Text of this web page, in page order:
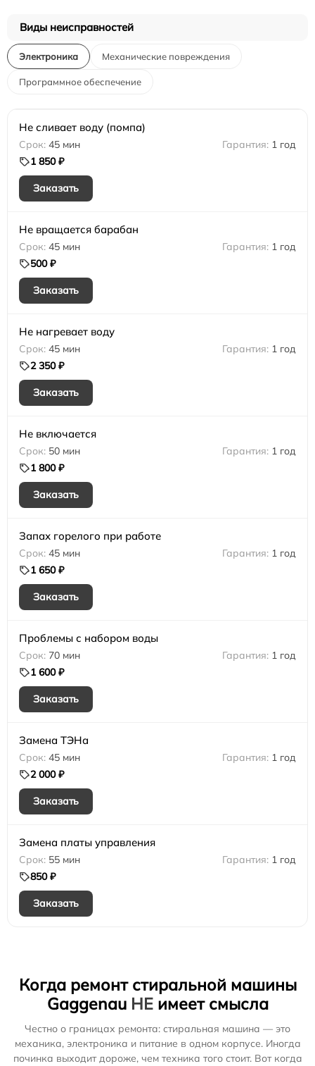
Виды неисправностей
Электроника Механические повреждения
Программное обеспечение
Не сливает воду (помпа)
45 мин
1 год
1 850 ₽
Заказать
Не вращается барабан
45 мин
1 год
500 ₽
Заказать
Не нагревает воду
45 мин
1 год
2 350 ₽
Заказать
Не включается
50 мин
1 год
1 800 ₽
Заказать
Запах горелого при работе
45 мин
1 год
1 650 ₽
Заказать
Проблемы с набором воды
70 мин
1 год
1 600 ₽
Заказать
Замена ТЭНа
45 мин
1 год
2 000 ₽
Заказать
Замена платы управления
55 мин
1 год
850 ₽
Заказать
Когда ремонт стиральной машины
Gaggenau НЕимеет смысла
Честно о границах ремонта: стиральная машина — это
механика, электроника и питание в одном корпусе. Иногда
починка выходит дороже, чем техника того стоит. Вот когда